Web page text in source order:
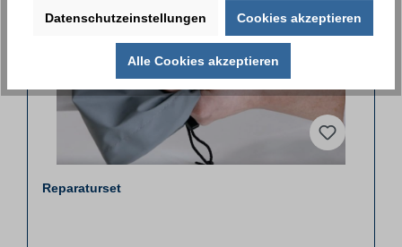
Reparaturset
Datenschutzeinstellungen Cookies akzeptieren
Alle Cookies akzeptieren